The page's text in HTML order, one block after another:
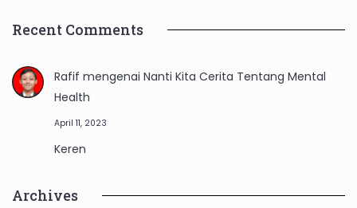
Recent Comments
Rafif mengenai Nanti Kita Cerita Tentang Mental
Health
April 11, 2023
Keren
Archives